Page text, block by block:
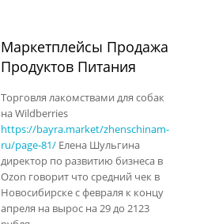
Маркетплейсы Продажа
Продуктов Питания
Торговля лакомствами для собак
на Wildberries
https://bayra.market/zhenschinam-
ru/page-81/ Елена Шульгина
директор по развитию бизнеса в
Ozon говорит что средний чек в
Новосибирске с февраля к концу
апреля на вырос на 29 до 2123